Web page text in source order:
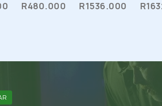
R480.000 R1536.000